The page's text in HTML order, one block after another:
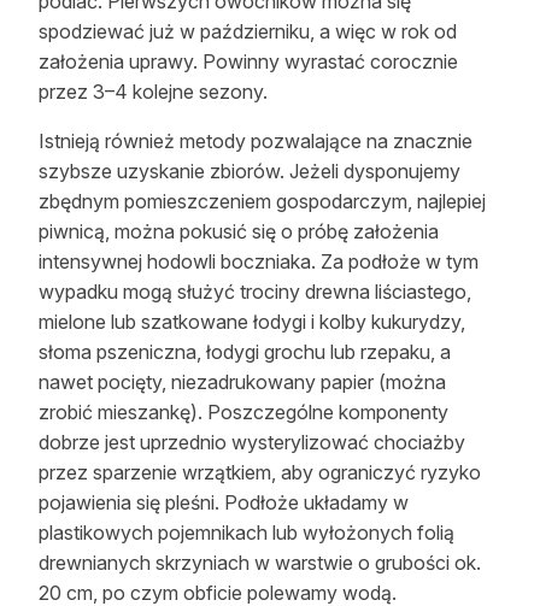
spodziewać już w październiku, a więc w rok od
założenia uprawy. Powinny wyrastać corocznie
przez 3–4 kolejne sezony.
Istnieją również metody pozwalające na znacznie
szybsze uzyskanie zbiorów. Jeżeli dysponujemy
zbędnym pomieszczeniem gospodarczym, najlepiej
piwnicą, można pokusić się o próbę założenia
intensywnej hodowli boczniaka. Za podłoże w tym
wypadku mogą służyć trociny drewna liściastego,
mielone lub szatkowane łodygi i kolby kukurydzy,
słoma pszeniczna, łodygi grochu lub rzepaku, a
nawet pocięty, niezadrukowany papier (można
zrobić mieszankę). Poszczególne komponenty
dobrze jest uprzednio wysterylizować chociażby
przez sparzenie wrzątkiem, aby ograniczyć ryzyko
pojawienia się pleśni. Podłoże układamy w
plastikowych pojemnikach lub wyłożonych folią
drewnianych skrzyniach w warstwie o grubości ok.
20 cm, po czym obficie polewamy wodą.